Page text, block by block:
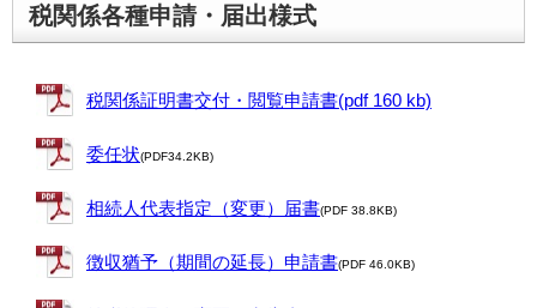
税関係各種申請・届出様式
税関係証明書交付・閲覧申請書(pdf 160 kb)
委任状(PDF34.2KB)
相続人代表指定（変更）届書(PDF 38.8KB)
徴収猶予（期間の延長）申請書(PDF 46.0KB)